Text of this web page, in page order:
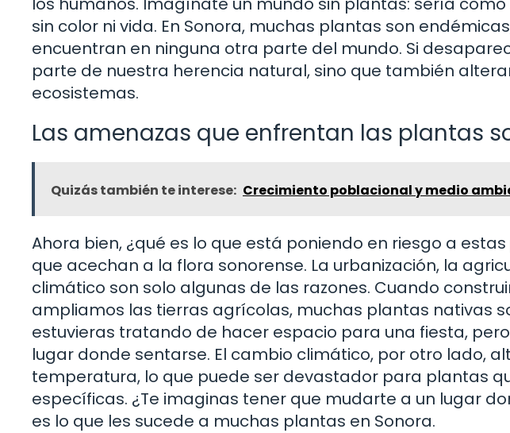
sin color ni vida. En Sonora, muchas plantas son
encuentran en ninguna otra parte del mundo. Si
parte de nuestra herencia natural, sino que también
ecosistemas.
Las amenazas que enfrentan las plantas
Quizás también te interese: Crecimiento poblacional y medio
Ahora bien, ¿qué es lo que está poniendo en riesgo a
que acechan a la flora sonorense. La urbanización, la
climático son solo algunas de las razones. Cuando
ampliamos las tierras agrícolas, muchas plantas nativas
estuvieras tratando de hacer espacio para una fiesta,
lugar donde sentarse. El cambio climático, por otro lado,
temperatura, lo que puede ser devastador para plantas
específicas. ¿Te imaginas tener que mudarte a un lugar
es lo que les sucede a muchas plantas en Sonora.